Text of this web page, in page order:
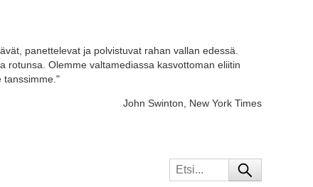
panettelevat ja polvistuvat rahan vallan edessä.
rotunsa. Olemme valtamediassa kasvottoman eliitin
tanssimme."
John Swinton, New York Times